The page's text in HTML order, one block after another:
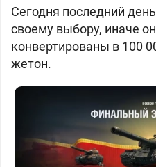
Сегодня последний
своему выбору, иначе
конвертированы в 100
жетон.